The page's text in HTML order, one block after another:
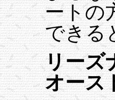
ートの
できる
リーズ
オース